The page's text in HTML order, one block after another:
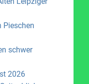
Pieschen
schwer
2026